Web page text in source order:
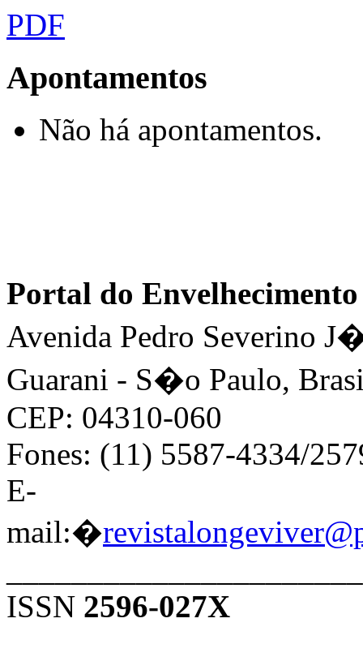
PDF
Apontamentos
Não há apontamentos.
Portal do
Avenida Pedro Severino
Guarani - S�o Paulo,
CEP: 04310-060
Fones: (11) 5587-4334/
E-
mail:�
ISSN 2596-027X